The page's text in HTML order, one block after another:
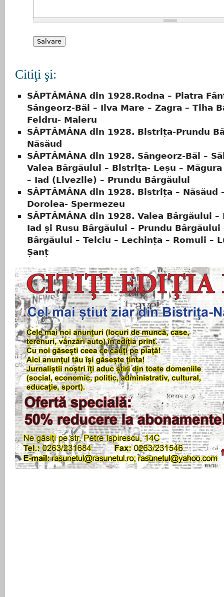
Citiţi şi:
SĂPTĂMÂNA din 1928.Rodna – Piatra
Sângeorz-Băi – Ilva Mare – Zagra – Tiha
Feldru- Maieru
SĂPTĂMÂNA din 1928. Bistrița-Prundu
Năsăud
SĂPTĂMÂNA din 1928. Sângeorz-Băi –
Valea Bârgăului – Bistrița- Leșu –
– Iad (Livezile) – Prundu Bârgăului
SĂPTĂMÂNA din 1928. Bistrița – Năsăud
Dorolea- Spermezeu
SĂPTĂMÂNA din 1928. Valea Bârgăului
Iad și Rusu Bârgăului – Prundu Bârgăului
Bârgăului – Telciu – Lechința – Romuli –
Șanț